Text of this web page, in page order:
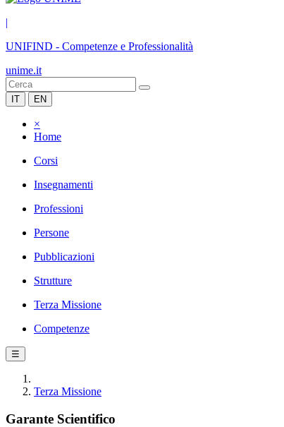
|
UNIFIND - Competenze e Professionalità
unime.it
IT EN
×
Home
Corsi
Insegnamenti
Professioni
Persone
Pubblicazioni
Strutture
Terza Missione
Competenze
☰
Terza Missione
Garante Scientifico